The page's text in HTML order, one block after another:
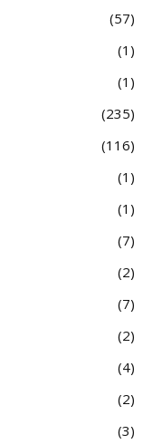
57
1
1
235
116
1
1
7
2
7
2
4
2
3